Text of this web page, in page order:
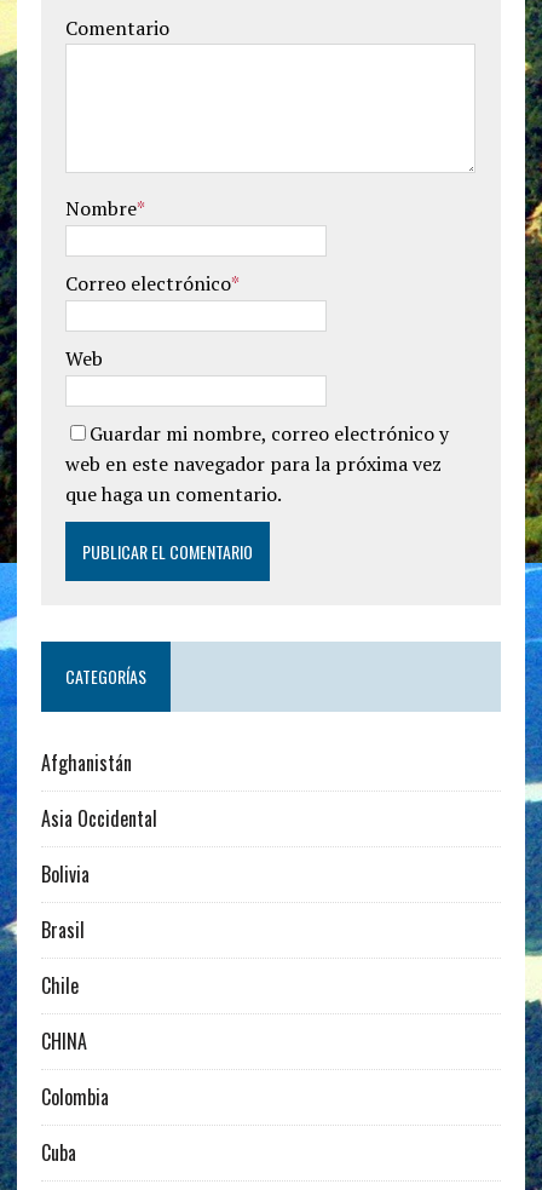
Comentario
Nombre*
Correo electrónico*
Web
Guardar mi nombre, correo electrónico y
web en este navegador para la próxima vez
que haga un comentario.
CATEGORÍAS
Afghanistán
Asia Occidental
Bolivia
Brasil
Chile
CHINA
Colombia
Cuba